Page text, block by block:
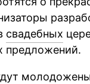
свадебных
предложений.